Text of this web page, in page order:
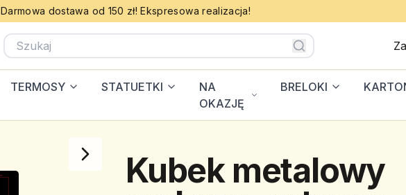
Darmowa dostawa od 150 zł! Ekspresowa realizacja!
TERMOSY STATUETKI
NA
OKAZJĘ
BRELOKI
Kubek metalowy